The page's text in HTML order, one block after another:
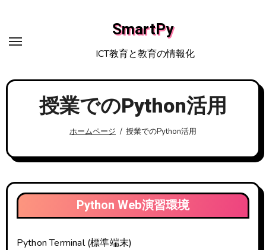
ッ
SmartPy
ICT教育と教育の情報化
授業でのPython活用
ホームページ 授業でのPython活用
Python Web演習環境
Python Terminal (標準端末)